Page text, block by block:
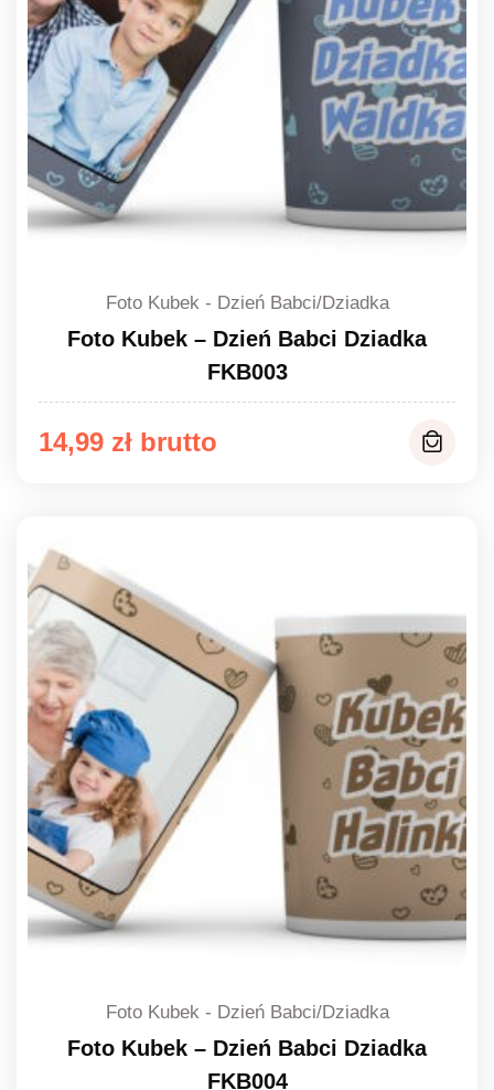
Foto Kubek - Dzień Babci/Dziadka
Foto Kubek – Dzień Babci Dziadka
FKB003
14,99 zł
Foto Kubek - Dzień Babci/Dziadka
Foto Kubek – Dzień Babci Dziadka
FKB004